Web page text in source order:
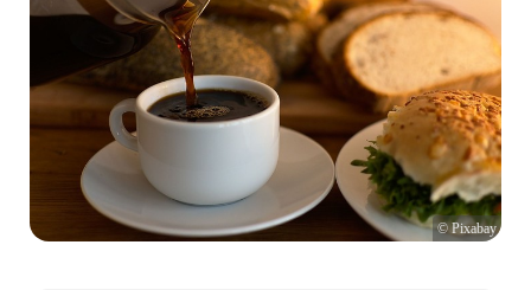
© Pixabay